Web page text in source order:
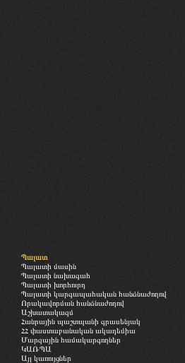
Պալատ
Պալատի մասին
Պալատի նախագահ
Պալատի խորհուրդ
Պալատի կարգապահական հանձնաժողով
Որակավորման հանձնաժողով
Աշխատակազմ
Հանրային պաշտպանի գրասենյակ
ՀՀ փաստաբանական ակադեմիա
Մարզային համակարգողներ
ԿԱՌՊԱ
Այլ կառույցներ